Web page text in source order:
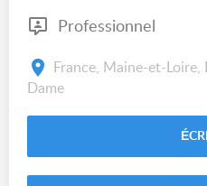
Professionnel
France, Maine-et-
Dame